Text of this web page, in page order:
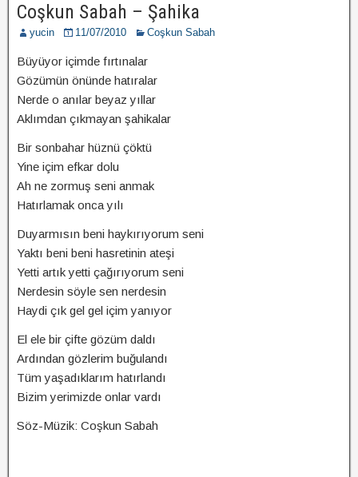
Coşkun Sabah – Şahika
yucin 11/07/2010 Coşkun Sabah
Büyüyor içimde fırtınalar
Gözümün önünde hatıralar
Nerde o anılar beyaz yıllar
Aklımdan çıkmayan şahikalar
Bir sonbahar hüznü çöktü
Yine içim efkar dolu
Ah ne zormuş seni anmak
Hatırlamak onca yılı
Duyarmısın beni haykırıyorum seni
Yaktı beni beni hasretinin ateşi
Yetti artık yetti çağırıyorum seni
Nerdesin söyle sen nerdesin
Haydi çık gel gel içim yanıyor
El ele bir çifte gözüm daldı
Ardından gözlerim buğulandı
Tüm yaşadıklarım hatırlandı
Bizim yerimizde onlar vardı
Söz-Müzik: Coşkun Sabah